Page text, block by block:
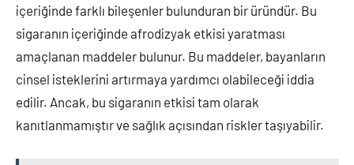
içeriğinde farklı bileşenler bulunduran bir üründür. Bu
sigaranın içeriğinde afrodizyak etkisi yaratması
amaçlanan maddeler bulunur. Bu maddeler, bayanların
cinsel isteklerini artırmaya yardımcı olabileceği iddia
edilir. Ancak, bu sigaranın etkisi tam olarak
kanıtlanmamıştır ve sağlık açısından riskler taşıyabilir.